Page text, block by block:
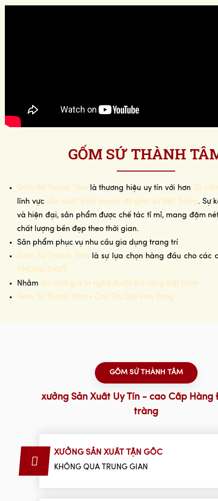
GỐM SỨ THÀNH
Gốm Sứ Thành Tâm là thương hiệu uy tín với hơn 20
lĩnh vực sản xuất, kinh doanh đồ gốm sứ Bát Tràng. Sự
và hiện đại, sản phẩm được chế tác tỉ mỉ, mang đậm
chất lượng bền đẹp theo thời gian.
Sản phẩm phục vụ nhu cầu gia dụng trang trí
Gốm Sứ Thành Tâm là sự lựa chọn hàng đầu cho các
PHONG THUỶ
Nhằm tôn vinh giá trị nghệ thuật thủ công Việt Nam
Gốm Sứ Thành Tâm - Chữ Tín Quý Hơn Vàng
GỐM SỨ THÀNH TÂM
xưởng Sản Xuất Uy Tín - cao Cấp Hàng
tràng
XƯỞNG SẢN XUẤT TẬN GỐC
KHÔNG QUA TRUNG GIAN